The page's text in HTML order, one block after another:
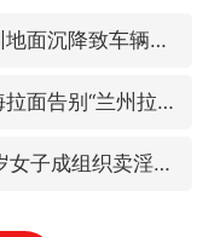
深圳地面沉降致车辆损坏系谣言
青海拉面告别“兰州拉面”
27岁女子成组织卖淫集团主犯被通缉